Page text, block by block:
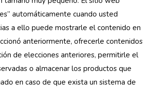
automáticamente cuando usted
a ello puede mostrarle el contenido en
anteriormente, ofrecerle contenidos
de elecciones anteriores, permitirle el
o almacenar los productos que
en caso de que exista un sistema de